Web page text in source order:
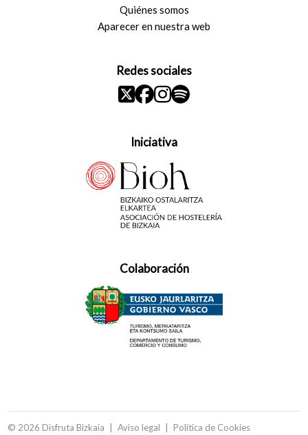
Quiénes somos
Aparecer en nuestra web
Redes sociales
Iniciativa
Colaboración
© 2026 Disfruta Bizkaia Aviso legal Política de Cookies